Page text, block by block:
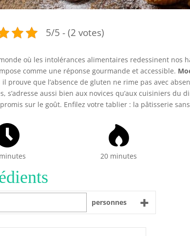
5/5 - (2 votes)
où les intolérances alimentaires redessinent nos
comme une réponse gourmande et accessible.
il prouve que l’absence de gluten ne rime pas avec
s’adresse aussi bien aux novices qu’aux cuisiniers
sur le goût. Enfilez votre tablier : la pâtisserie
20 minutes
personnes +